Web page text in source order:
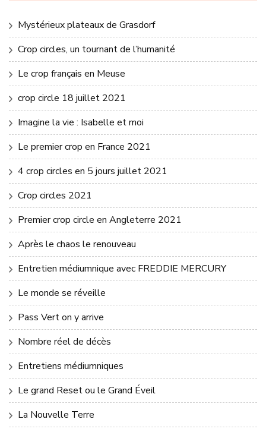
Mystérieux plateaux de Grasdorf
Crop circles, un tournant de l’humanité
Le crop français en Meuse
crop circle 18 juillet 2021
Imagine la vie : Isabelle et moi
Le premier crop en France 2021
4 crop circles en 5 jours juillet 2021
Crop circles 2021
Premier crop circle en Angleterre 2021
Après le chaos le renouveau
Entretien médiumnique avec FREDDIE MERCURY
Le monde se réveille
Pass Vert on y arrive
Nombre réel de décès
Entretiens médiumniques
Le grand Reset ou le Grand Éveil
La Nouvelle Terre